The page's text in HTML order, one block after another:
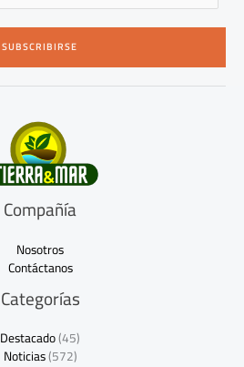
SUBSCRIBIRSE
Compañía
Nosotros
Contáctanos
Categorías
Destacado(45)
Noticias(572)